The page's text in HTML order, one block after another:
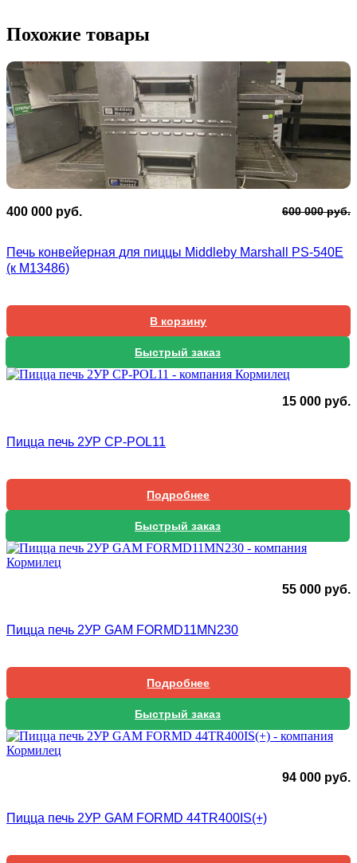
Похожие товары
600 000руб.
400 000 руб.
Печь конвейерная для пиццы Middleby Marshall PS-540E
(к М13486)
В корзину
Быстрый заказ
15 000 руб.
Пицца печь 2УР CP-POL11
Подробнее
Быстрый заказ
55 000 руб.
Пицца печь 2УР GAM FORMD11MN230
Подробнее
Быстрый заказ
94 000 руб.
Пицца печь 2УР GAM FORMD 44TR400IS(+)